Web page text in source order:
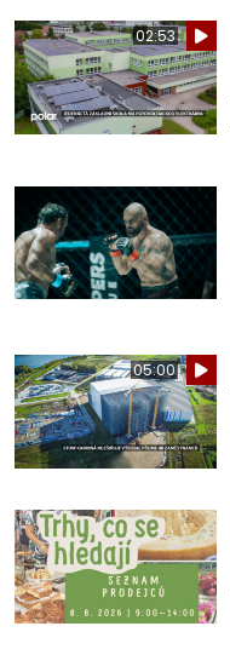
02:53
05:00